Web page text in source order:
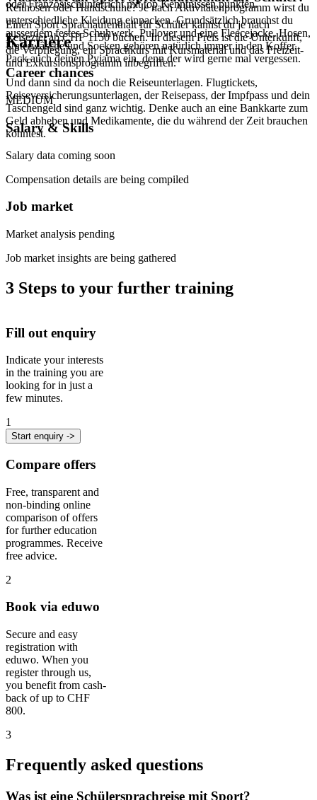
oder Französischunterricht mit top Kenntnissen punkten.
Reithosen oder Handschuhe? Je nach Aktivitätenprogramm wirst du
unterschiedliche Kleidung einpacken. Grundsätzlich brauchst du
ausserdem festes Schuhwerk, Pullover und eine Fleecejacke. Hosen,
Unterwäsche und Socken gehören natürlich immer in den Koffer.
Pack auch deinen Pyjama ein, denn der wird gerne mal vergessen.
Und dann sind da noch die Reiseunterlagen. Flugtickets,
Reiseversicherungsunterlagen, der Reisepass, der Impfpass und dein
Taschengeld sind ganz wichtig. Denke auch an eine Bankkarte zum
Geld abheben und Medikamente, die du während der Zeit brauchen
könntest.
Einen Sport Sprachaufenthalt für Schüler kannst du je nach
Reiseziel ab CHF 1150 buchen. In diesem Preis ist die Unterkunft,
die Verpflegung, ein Sprachkurs mit Kursmaterial und das Freizeit-
und Exkursionsprogramm inbegriffen.
Karriere
Career chances
MEDIUM
Salary & Skills
Salary data coming soon
Compensation details are being compiled
Job market
Market analysis pending
Job market insights are being gathered
3 Steps to your further training
Fill out enquiry
Indicate your interests
in the training you are
looking for in just a
few minutes.
1
Start enquiry ->
Compare offers
Free, transparent and
non-binding online
comparison of offers
for further education
programmes. Receive
free advice.
2
Book via eduwo
Secure and easy
registration with
eduwo. When you
register through us,
you benefit from cash-
back of up to CHF
800.
3
Frequently asked questions
Was ist eine Schülersprachreise mit Sport?